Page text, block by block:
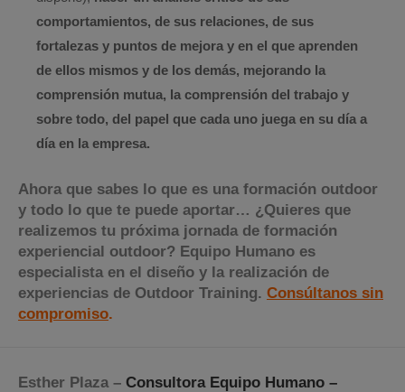
comportamientos, de sus relaciones, de sus
fortalezas y puntos de mejora y en el que aprenden
de ellos mismos y de los demás, mejorando la
comprensión mutua, la comprensión del trabajo y
sobre todo, del papel que cada uno juega en su día a
día en la empresa.
Ahora que sabes lo que es una formación outdoor
y todo lo que te puede aportar… ¿Quieres que
realizemos tu próxima jornada de formación
experiencial outdoor? Equipo Humano es
especialista en el diseño y la realización de
experiencias de Outdoor Training. Consúltanos sin
compromiso.
Esther Plaza – Consultora Equipo Humano –